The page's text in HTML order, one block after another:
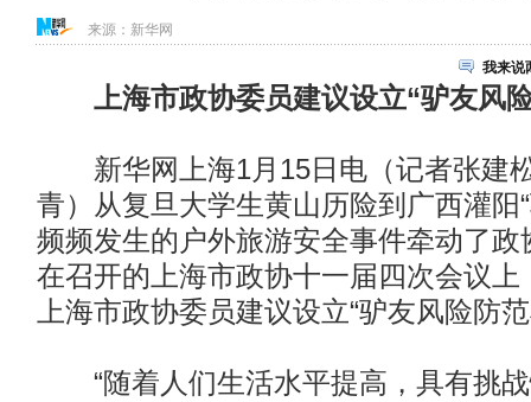
来源： 新华网
我来说
上海市政协委员建议设立“驴友风
新华网上海1月15日电（记者张
青）从复旦大学生黄山历险到广西灌阳
频频发生的户外旅游安全事件牵动了政
在召开的上海市政协十一届四次会议上
上海市政协委员建议设立“驴友风险防
“随着人们生活水平提高，具有挑战